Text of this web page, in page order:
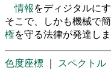
情報をディジタルに
そこで、しかも機械で
権を守る法律が発達しま
色度座標 ｜ スペクトル